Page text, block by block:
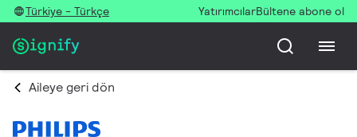
Türkiye - Türkçe YatırımcılarBültene abone ol
Aileye geri dön